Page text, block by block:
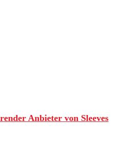
Anbieter von Sleeves